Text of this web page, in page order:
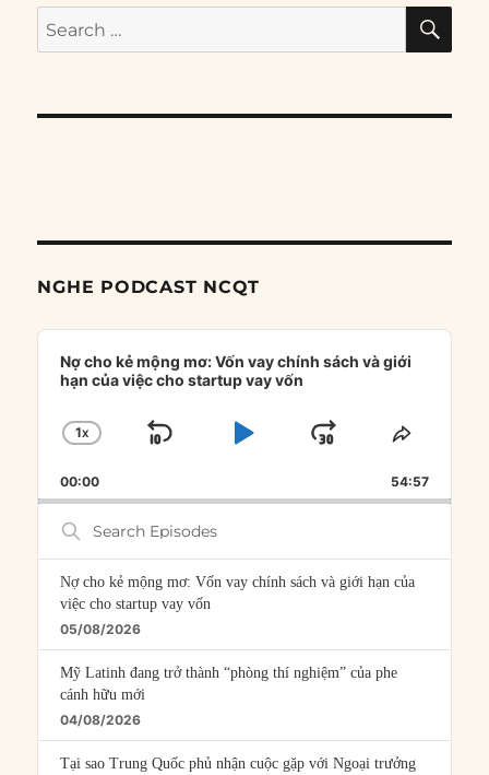
Search
for:
NGHE PODCAST NCQT
Audio
Player
Nợ cho kẻ mộng mơ: Vốn vay chính sách và giới
hạn của việc cho startup vay vốn
CHANGE
RATE
1X
SKIP
PLAYJUMP
FORWARD
SHARE
00:00 54:57
Search
Episodes
Nợ cho kẻ mộng mơ: Vốn vay chính sách và giới hạn của
việc cho startup vay vốn
05/08/2026
Mỹ Latinh đang trở thành “phòng thí nghiệm” của phe
cánh hữu mới
04/08/2026
Tại sao Trung Quốc phủ nhận cuộc gặp với Ngoại trưởng